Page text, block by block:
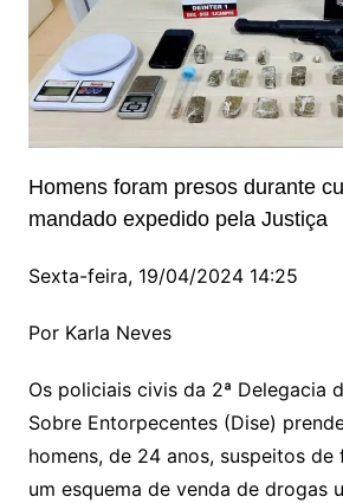
Homens foram presos durante
mandado expedido pela Justiça
Sexta-feira, 19/04/2024 14:25
Por Karla Neves
Os policiais civis da 2ª Delegacia
Sobre Entorpecentes (Dise)
homens, de 24 anos, suspeitos
um esquema de venda de drogas